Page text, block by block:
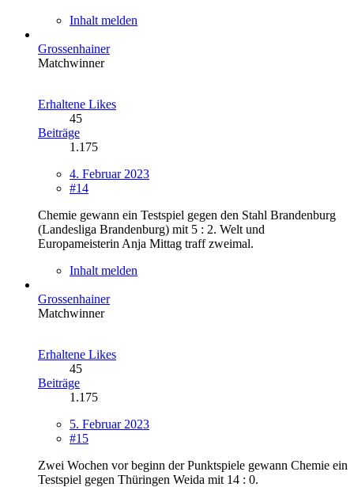
Inhalt melden
Grossenhainer
Matchwinner
Erhaltene Likes
45
Beiträge
1.175
4. Februar 2023
#14
Chemie gewann ein Testspiel gegen den Stahl Brandenburg
(Landesliga Brandenburg) mit 5 : 2. Welt und
Europameisterin Anja Mittag traff zweimal.
Inhalt melden
Grossenhainer
Matchwinner
Erhaltene Likes
45
Beiträge
1.175
5. Februar 2023
#15
Zwei Wochen vor beginn der Punktspiele gewann Chemie ein
Testspiel gegen Thüringen Weida mit 14 : 0.